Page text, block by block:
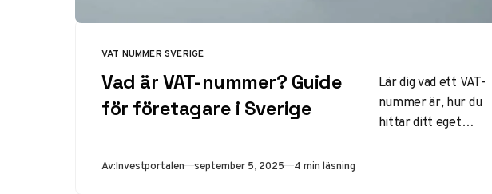
KATEGORI
VAT NUMMER SVERIGE
Vad är VAT-nummer? Guide
för företagare i Sverige
Lär dig vad ett VAT-
nummer är, hur du
hittar ditt eget
Av:Investportalen Publicerad
september 5, 2025 4 min läsning